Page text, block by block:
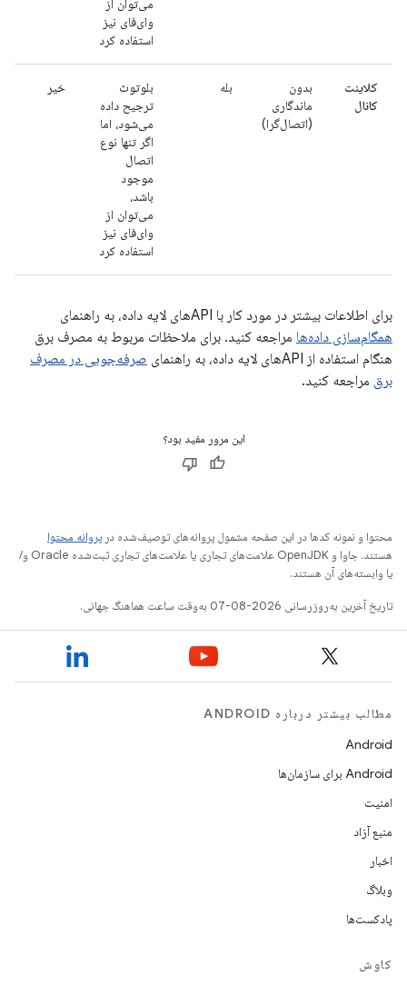
می‌توان از
وای‌فای نیز
استفاده کرد
کلاینت
کانال
بدون
ماندگاری
(اتصال‌گرا)
بله
بلوتوث
ترجیح داده
می‌شود، اما
اگر تنها نوع
اتصال
موجود
باشد،
می‌توان از
وای‌فای نیز
استفاده کرد
خیر
برای اطلاعات بیشتر در مورد کار با APIهای لایه داده، به راهنمای
همگام‌سازی داده‌ها مراجعه کنید. برای ملاحظات مربوط به مصرف برق
هنگام استفاده از APIهای لایه داده، به راهنمای
صرفه‌جویی در مصرف
برق مراجعه کنید.
این مرور مفید بود؟
محتوا و نمونه کدها در این صفحه مشمول پروانه‌های توصیف‌شده در پروانه محتوا
هستند. جاوا و OpenJDK علامت‌های تجاری یا علامت‌های تجاری ثبت‌شده Oracle و/
یا وابسته‌های آن هستند.
تاریخ آخرین به‌روزرسانی 2026-08-07 به‌وقت ساعت هماهنگ جهانی.
مطالب بیشتر درباره ANDROID
Android
Android برای سازمان‌ها
امنیت
منبع آزاد
اخبار
وبلاگ
پادکست‌ها
کاوش